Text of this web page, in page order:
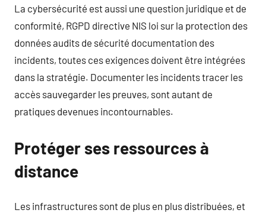
La cybersécurité est aussi une question juridique et de
conformité, RGPD directive NIS loi sur la protection des
données audits de sécurité documentation des
incidents, toutes ces exigences doivent être intégrées
dans la stratégie. Documenter les incidents tracer les
accès sauvegarder les preuves, sont autant de
pratiques devenues incontournables.
Protéger ses ressources à
distance
Les infrastructures sont de plus en plus distribuées, et